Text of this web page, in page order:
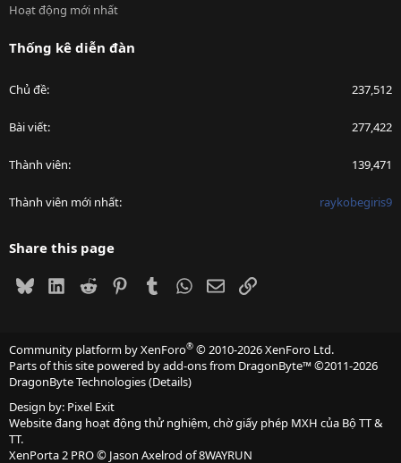
Hoạt động mới nhất
Thống kê diễn đàn
Chủ đề 237,512
Bài viết 277,422
Thành viên 139,471
Thành viên mới nhất raykobegiris9
Share this page
BlueskyLinkedIn
Reddit PinterestTumblrWhatsApp
EmailLink
Community platform by XenForo® © 2010-2026 XenForo Ltd.
Parts of this site powered byadd-ons from DragonByte™©2011-2026
DragonByte Technologies(Details)
Design by: Pixel Exit
Website đang hoạt động thử nghiệm, chờ giấy phép MXH của Bộ TT &
TT.
XenPorta 2 PRO© Jason Axelrod of8WAYRUN